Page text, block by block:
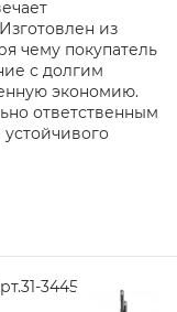
из
чему покупатель
с долгим
экономию.
ответственным
31-3445